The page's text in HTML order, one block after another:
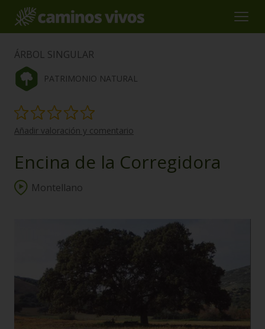
ÁRBOL SINGULAR
PATRIMONIO NATURAL
Añadir valoración y comentario
Encina de la Corregidora
Montellano